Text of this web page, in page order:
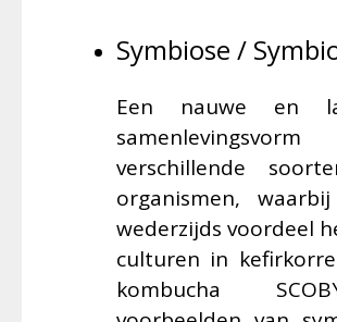
Symbiose /
Een nauwe en
verschillende
organismen,
wederzijds voordeel
culturen in
kombucha